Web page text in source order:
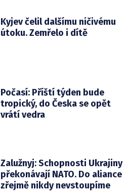
Kyjev čelil dalšímu ničivému
útoku. Zemřelo i dítě
Počasí: Příští týden bude
tropický, do Česka se opět
vrátí vedra
Zalužnyj: Schopnosti Ukrajiny
překonávají NATO. Do aliance
zřejmě nikdy nevstoupíme